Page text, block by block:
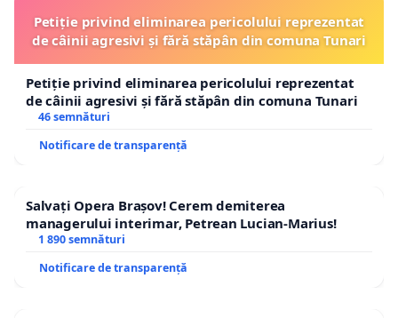
Petiție privind eliminarea pericolului reprezentat
de câinii agresivi și fără stăpân din comuna Tunari
Petiție privind eliminarea pericolului reprezentat
de câinii agresivi și fără stăpân din comuna Tunari
46 semnături
Notificare de transparență
Salvați Opera Brașov! Cerem demiterea
managerului interimar, Petrean Lucian-Marius!
1 890 semnături
Notificare de transparență